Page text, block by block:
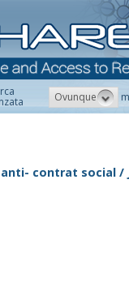
Ovunque
contrat social